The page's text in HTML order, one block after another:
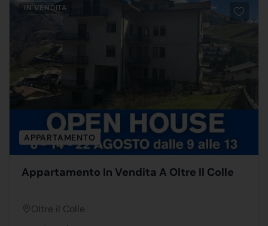
IN VENDITA
APPARTAMENTO
Appartamento In Vendita A Oltre Il Colle
Oltre il Colle